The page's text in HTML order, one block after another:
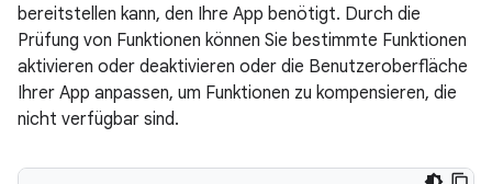
bereitstellen kann, den Ihre App benötigt. Durch die
Prüfung von Funktionen können Sie bestimmte Funktionen
aktivieren oder deaktivieren oder die Benutzeroberfläche
Ihrer App anpassen, um Funktionen zu kompensieren, die
nicht verfügbar sind.